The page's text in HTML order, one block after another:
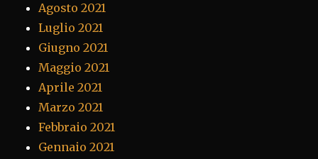
Agosto 2021
Luglio 2021
Giugno 2021
Maggio 2021
Aprile 2021
Marzo 2021
Febbraio 2021
Gennaio 2021